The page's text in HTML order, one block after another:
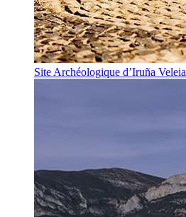
Site Archéologique d’Iruña Veleia